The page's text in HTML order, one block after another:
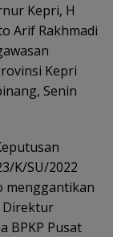
Kepri, H
Arif Rakhmadi
Kepri
Senin
K/SU/2022
menggantikan
Direktur
BPKP Pusat